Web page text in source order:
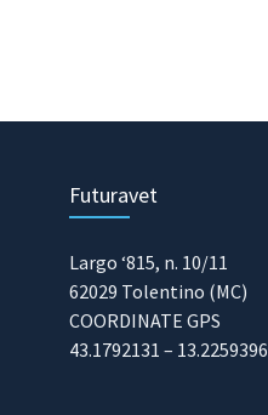
Futuravet
Largo ‘815, n. 10/11
62029 Tolentino (MC)
COORDINATE GPS
43.1792131 – 13.2259396